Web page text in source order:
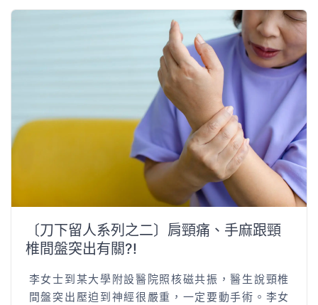
〔刀下留人系列之二〕肩頸痛、手麻跟頸
椎間盤突出有關?!
李女士到某大學附設醫院照核磁共振，醫生說頸椎
間盤突出壓迫到神經很嚴重，一定要動手術。李女